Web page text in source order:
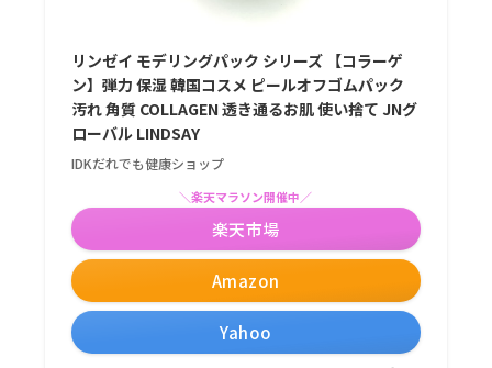
リンゼイ モデリングパック シリーズ 【コラーゲ
ン】弾力 保湿 韓国コスメ ピールオフゴムパック
汚れ 角質 COLLAGEN 透き通るお肌 使い捨て JNグ
ローバル LINDSAY
IDKだれでも健康ショップ
Amazon
＼楽天マラソン開催中／
楽天市場
Yahoo